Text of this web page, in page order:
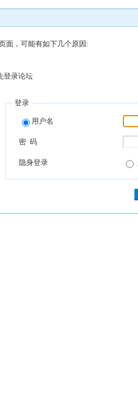
面，可能有如下几个原因:
登录论坛
登录
用户名
密 码
隐身登录